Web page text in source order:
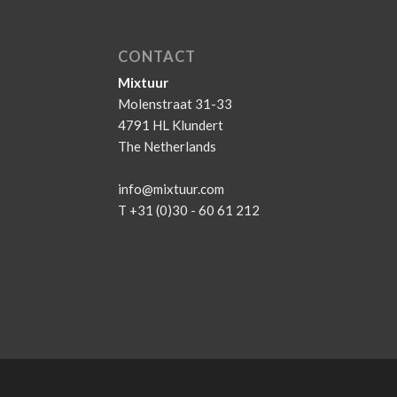
CONTACT
Mixtuur
Molenstraat 31-33
4791 HL Klundert
The Netherlands
info@mixtuur.com
T +31 (0)30 - 60 61 212